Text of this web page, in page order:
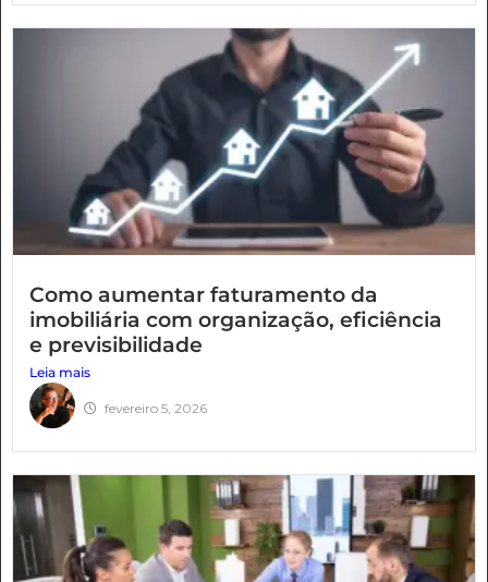
Como aumentar faturamento da
imobiliária com organização, eficiência
e previsibilidade
Leia mais
fevereiro 5, 2026